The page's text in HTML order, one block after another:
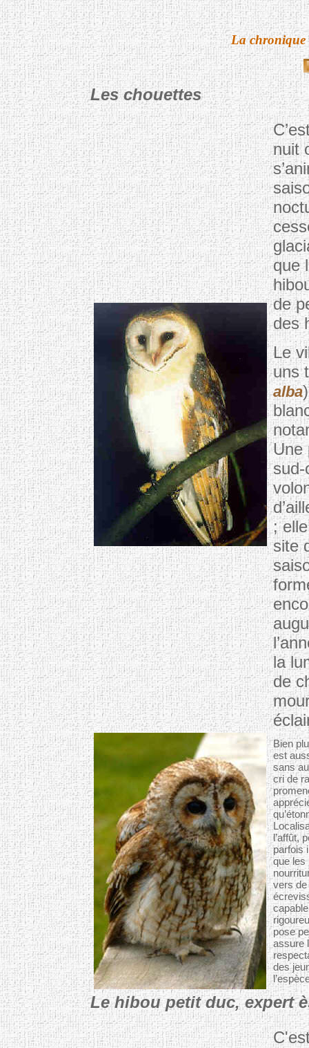
La chronique
Les chouettes
nuit
que
de
des
Le
uns
alba
Une
sud-
;
site
la
de
Bien
est
sans
cri de
l’affût,
parfois
que les
vers
pose
assure
des
Le hibou petit duc, expert